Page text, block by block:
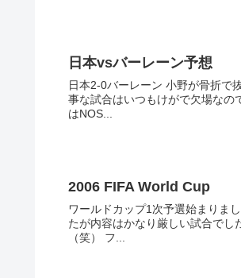
日本vsバーレーン予想
日本2-0バーレーン 小野が骨折で
事な試合はいつもけがで欠場なので計算しにくいですな
はNOS...
2006 FIFA World Cup
ワールドカップ1次予選始まりま
たが内容はかなり厳しい試合でした。 ドーハの時はイラクの同点ゴールが決まった時、テレビの前で倒れ込んじ
（笑） フ...